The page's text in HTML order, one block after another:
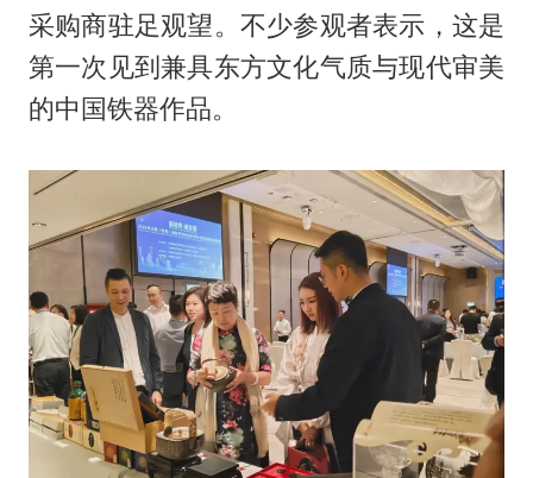
采购商驻足观望。不少参观者表示，这是
第一次见到兼具东方文化气质与现代审美
的中国铁器作品。